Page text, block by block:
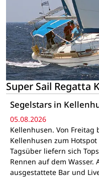
Super Sail Regatta
Segelstars in
05.08.2026
Kellenhusen. Von Freitag
Kellenhusen zum
Tagsüber liefern sich
Rennen auf dem
ausgestattete Bar und